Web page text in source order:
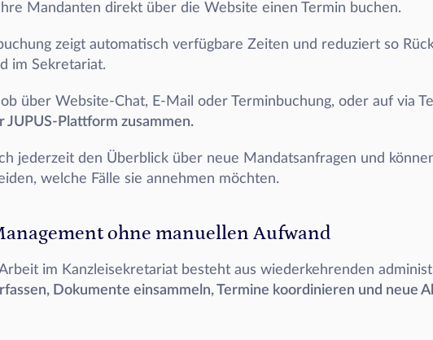
Mandanten direkt über die Website einen Termin buchen.
zeigt automatisch verfügbare Zeiten und reduziert so
im Sekretariat.
über Website-Chat, E-Mail oder Terminbuchung, oder auf via
JUPUS-Plattform zusammen.
jederzeit den Überblick über neue Mandatsanfragen und
welche Fälle sie annehmen möchten.
ohne manuellen Aufwand
im Kanzleisekretariat besteht aus wiederkehrenden
Dokumente einsammeln, Termine koordinieren und neue